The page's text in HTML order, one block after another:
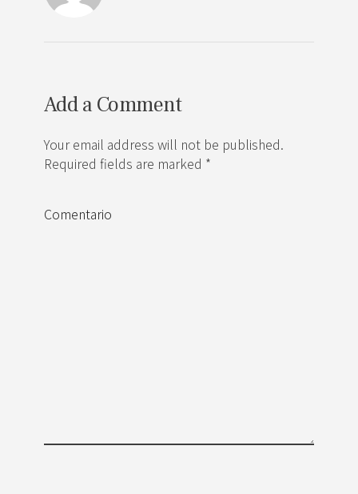
Add a Comment
Your email address will not be published.
Required fields are marked *
Comentario